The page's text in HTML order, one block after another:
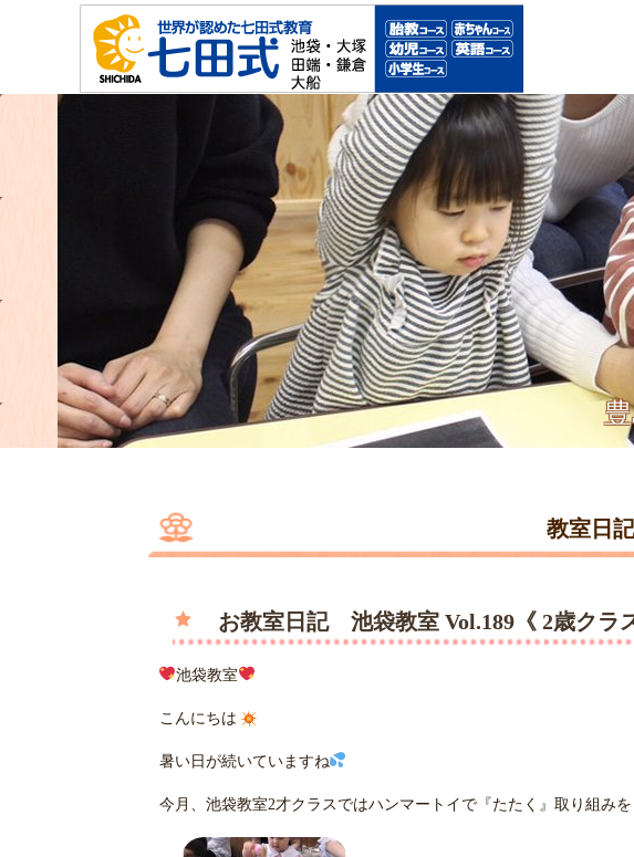
教室日記
お教室日記 池袋教室 Vol.189《 2歳クラ
池袋教室
こんにちは
暑い日が続いていますね
今月、池袋教室2才クラスではハンマートイで『たたく』取り組み